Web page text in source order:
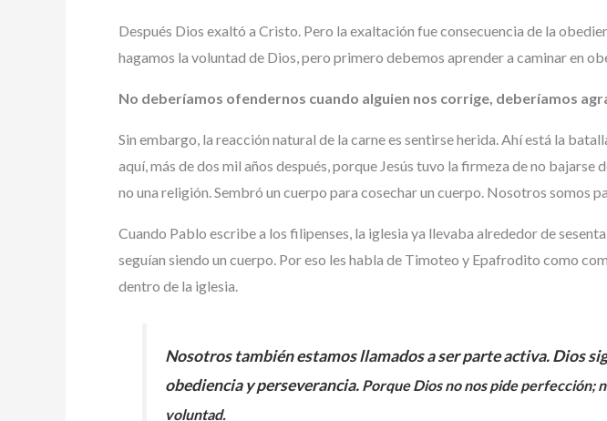
Después Dios exaltó a Cristo. Pero la exaltación fue consecuencia de la
hagamos la voluntad de Dios, pero primero debemos aprender a caminar en
No deberíamos ofendernos cuando alguien nos corrige, deberíamos
Sin embargo, la reacción natural de la carne es sentirse herida. Ahí está la
aquí, más de dos mil años después, porque Jesús tuvo la firmeza de no
no una religión. Sembró un cuerpo para cosechar un cuerpo. Nosotros somos
Cuando Pablo escribe a los filipenses, la iglesia ya llevaba alrededor de
seguían siendo un cuerpo. Por eso les habla de Timoteo y Epafrodito como
dentro de la iglesia.
Nosotros también estamos llamados a ser parte activa. Dios
obediencia y perseverancia. Porque Dios no nos pide perfección;
voluntad.